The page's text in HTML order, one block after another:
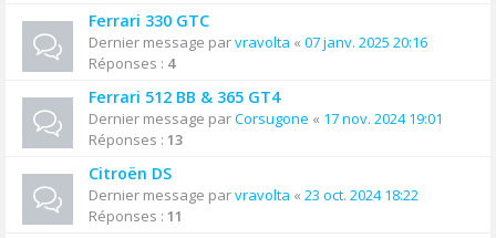
Ferrari 330 GTC
Dernier message parvravolta « 07 janv. 2025 20:16
Réponses : 4
Ferrari 512 BB & 365 GT4
Dernier message parCorsugone « 17 nov. 2024 19:01
Réponses : 13
Citroën DS
Dernier message parvravolta « 23 oct. 2024 18:22
Réponses : 11